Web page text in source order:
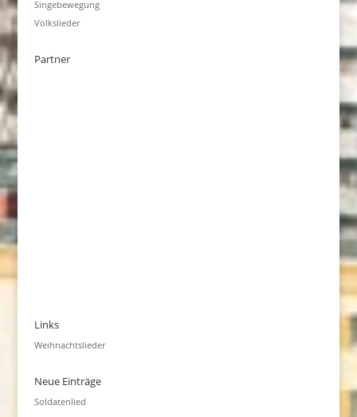
Singebewegung
Volkslieder
Partner
Links
Weihnachtslieder
Neue Einträge
Soldatenlied